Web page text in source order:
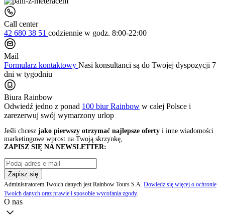
Call center
42 680 38 51 codziennie w godz. 8:00-22:00
Mail
Formularz kontaktowy Nasi konsultanci są do Twojej dyspozycji 7
dni w tygodniu
Biura Rainbow
Odwiedź jedno z ponad 100 biur Rainbow w całej Polsce i
zarezerwuj swój wymarzony urlop
Jeśli chcesz jako pierwszy otrzymać najlepsze oferty i inne wiadomości
marketingowe wprost na Twoją skrzynkę,
ZAPISZ SIĘ NA NEWSLETTER:
Zapisz się
Administratorem Twoich danych jest Rainbow Tours S.A. Dowiedz się więcej o ochronie
Twoich danych oraz prawie i sposobie wycofania zgody.
O nas